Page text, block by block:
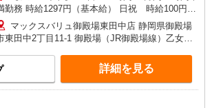
勤務 時給1297円（基本給） 日祝 時給100円
【契約期間】 試用期間3カ月後、6カ月ごと
新 ※試用期間中も条件は同じです
マックスバリュ御殿場東田中店 静岡県御殿場
東田中2丁目11-1 御殿場（JR御殿場線）乙女口
足柄（静岡県）（JR御殿場線）（約74分）
詳細を見る